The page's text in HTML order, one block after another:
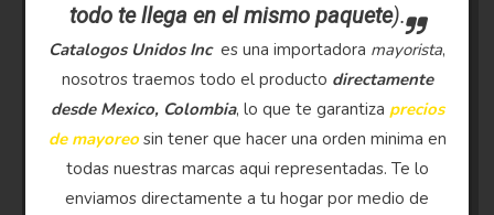
todo te llega en el mismo paquete).
Catalogos Unidos Inc es una importadora mayorista,
nosotros traemos todo el producto directamente
desde Mexico, Colombia, lo que te garantiza precios
de mayoreosin tener que hacer una orden minima en
todas nuestras marcas aqui representadas. Te lo
enviamos directamente a tu hogar por medio de